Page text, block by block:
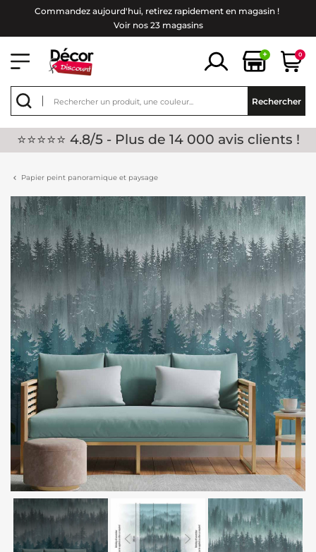
Commandez aujourd'hui, retirez rapidement en magasin !
Voir nos 23 magasins
+ 0
Rechercher
⭐⭐⭐⭐⭐ 4.8/5 - Plus de 14 000 avis clients !
Papier peint panoramique et paysage